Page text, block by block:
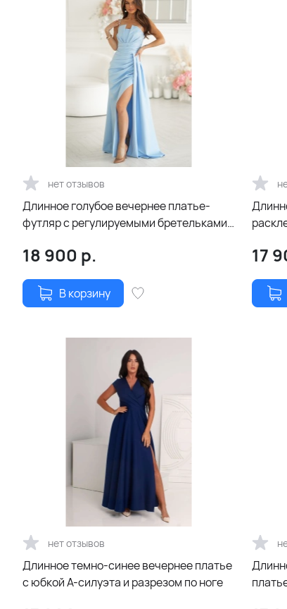
нет отзывов
Длинное голубое вечернее платье-
футляр с регулируемыми бретельками
18 900 р.
В корзину
17
нет отзывов
Длинное темно-синее вечернее платье
с юбкой А-силуэта и разрезом по ноге